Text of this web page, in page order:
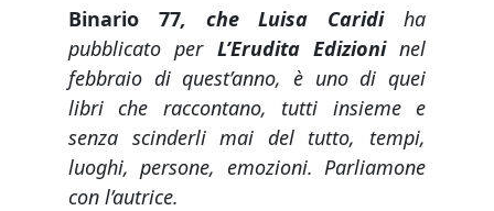
Binario 77, che Luisa Caridiha
pubblicato per L’Erudita Edizioninel
febbraio di quest’anno, è uno di quei
libri che raccontano, tutti insieme e
senza scinderli mai del tutto, tempi,
luoghi, persone, emozioni. Parliamone
con l’autrice.